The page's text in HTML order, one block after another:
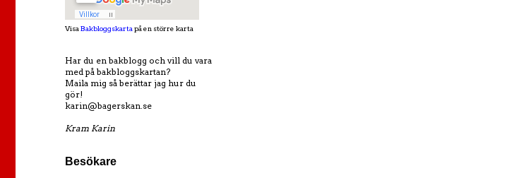
Visa Bakbloggskarta på en större karta
Har du en bakblogg och vill du vara
med på bakbloggskartan?
Maila mig så berättar jag hur du
gör!
karin@bagerskan.se
Kram Karin
Besökare